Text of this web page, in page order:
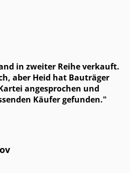
in zweiter Reihe verkauft.
aber Heid hat Bauträger
angesprochen und
Käufer gefunden.